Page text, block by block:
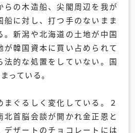
らの木造船、尖閣周辺を我が
船に対し、打つ手のないまま
。新潟や北海道の土地が中国
が韓国資本に買い占められて
法的な処置をしていない。国
っている。
ぐるしく変化している。２
北首脳会談が開かれ金正恩と
デザートのチョコレートには